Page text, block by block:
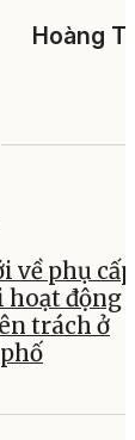
Hoàng
về phụ cấp
hoạt động
trách ở